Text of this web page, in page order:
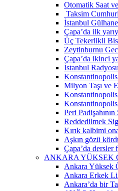
Otomatik Saat
Taksim
İstanbul Gülhane
Çapa’da ilk
Üç Tekerlikli
Zeytinburnu
Çapa’da ikinci
İstanbul
Milyon Taşı ve
Peri Padişahının
Reddedilmek
Kırık kalbimi
Aşkın gözü
Çapa’da dersler
ANKARA YÜKSEK
Ankara Yüksek
Ankara Erkek
Ankara’da bir